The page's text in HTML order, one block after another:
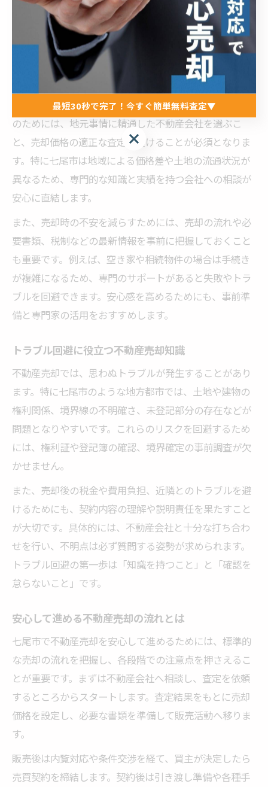
不動産売却で安心を得るポイント解説
石川県七尾市で不動産売却を検討する際、まず大切なの
は「安心して売却できる環境」を整えることです。安心
のためには、地元事情に精通した不動産会社を選ぶこ
と、売却価格の適正な査定を受けることが必須となりま
す。特に七尾市は地域による価格差や土地の流通状況が
異なるため、専門的な知識と実績を持つ会社への相談が
安心に直結します。
また、売却時の不安を減らすためには、売却の流れや必
要書類、税制などの最新情報を事前に把握しておくこと
も重要です。例えば、空き家や相続物件の場合は手続き
が複雑になるため、専門のサポートがあると失敗やトラ
ブルを回避できます。安心感を高めるためにも、事前準
備と専門家の活用をおすすめします。
トラブル回避に役立つ不動産売却知識
不動産売却では、思わぬトラブルが発生することがあり
ます。特に七尾市のような地方都市では、土地や建物の
権利関係、境界線の不明確さ、未登記部分の存在などが
問題となりやすいです。これらのリスクを回避するため
には、権利証や登記簿の確認、境界確定の事前調査が欠
かせません。
また、売却後の税金や費用負担、近隣とのトラブルを避
けるためにも、契約内容の理解や説明責任を果たすこと
が大切です。具体的には、不動産会社と十分な打ち合わ
せを行い、不明点は必ず質問する姿勢が求められます。
トラブル回避の第一歩は「知識を持つこと」と「確認を
怠らないこと」です。
安心して進める不動産売却の流れとは
七尾市で不動産売却を安心して進めるためには、標準的
な売却の流れを把握し、各段階での注意点を押さえるこ
とが重要です。まずは不動産会社へ相談し、査定を依頼
するところからスタートします。査定結果をもとに売却
価格を設定し、必要な書類を準備して販売活動へ移りま
す。
販売後は内覧対応や条件交渉を経て、買主が決定したら
売買契約を締結します。契約後は引き渡し準備や各種手
最短30秒で完了！今すぐ簡単無料査定▼
最短30秒で完了！今すぐ簡単無料査定▼